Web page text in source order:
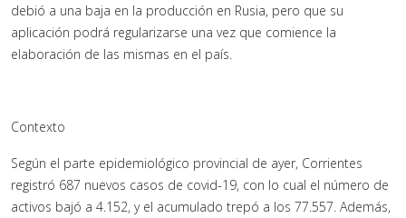
debió a una baja en la producción en Rusia, pero que su
aplicación podrá regularizarse una vez que comience la
elaboración de las mismas en el país.
Contexto
Según el parte epidemiológico provincial de ayer, Corrientes
registró 687 nuevos casos de covid-19, con lo cual el número de
activos bajó a 4.152, y el acumulado trepó a los 77.557. Además,